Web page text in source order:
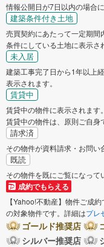
情報公開日が7日以内の場合に
建築条件付き土地
売買契約にあたって一定期間
条件にしている土地に表示さ
未入居
建築工事完了日から1年以上
表示されます。
賃貸中
賃貸中の物件に表示されます。
賃貸中の物件は、原則ご自身
請求済
その物件が資料請求・お問い
既読
その物件を既にご覧になって
成約でもらえる
【Yahoo!不動産】物件ご成
の対象物件です。詳細はプレ
ゴールド推奨店
シルバー推奨店